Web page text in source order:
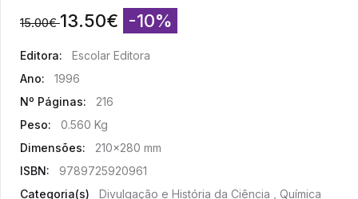
15.00€ 13.50€ -10%
Editora:
Escolar Editora
Ano:
1996
Nº Páginas:
216
Peso:
0.560 Kg
Dimensões:
210x280 mm
ISBN:
9789725920961
Categoria(s)
Divulgação e História da Ciência , Química